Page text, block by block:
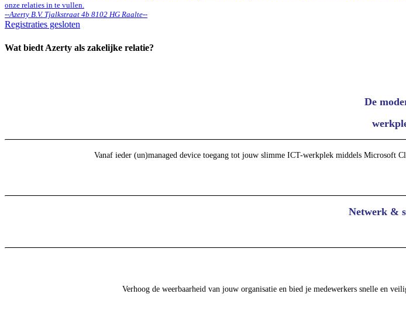
onze relaties in te vullen.
--Azerty B.V. Tjalkstraat 4b 8102 HG Raalte--
Registraties gesloten
Wat biedt Azerty als zakelijke relatie?
De
Vanaf ieder (un)managed device toegang tot jouw slimme ICT-werkplek middels Microsoft
Netwerk &
Verhoog de weerbaarheid van jouw organisatie en bied je medewerkers snelle en